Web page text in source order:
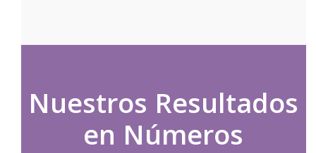
Nuestros Resultados
en Números